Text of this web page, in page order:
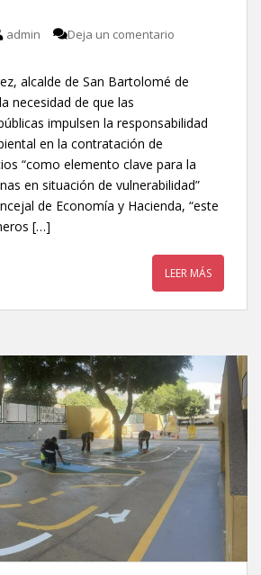
admin Deja un comentario
alcalde de San Bartolomé de
necesidad de que las
impulsen la responsabilidad
en la contratación de
“como elemento clave para la
en situación de vulnerabilidad”
de Economía y Hacienda, “este
[…]
LEER MÁS